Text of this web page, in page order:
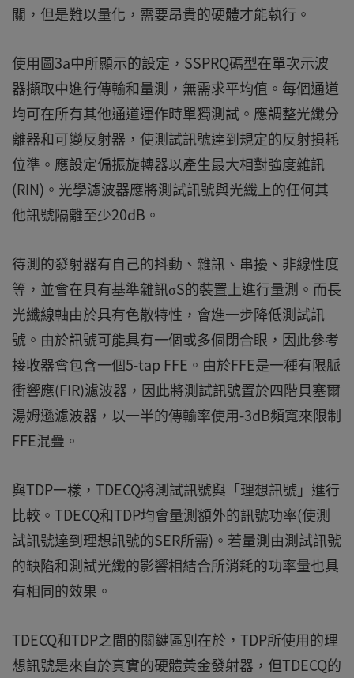
關，但是難以量化，需要昂貴的硬體才能執行。
使用圖3a中所顯示的設定，SSPRQ碼型在單次示波
器擷取中進行傳輸和量測，無需求平均值。每個通道
均可在所有其他通道運作時單獨測試。應調整光纖分
離器和可變反射器，使測試訊號達到規定的反射損耗
位準。應設定偏振旋轉器以產生最大相對強度雜訊
(RIN)。光學濾波器應將測試訊號與光纖上的任何其
他訊號隔離至少20dB。
待測的發射器有自己的抖動、雜訊、串擾、非線性度
等，並會在具有基準雜訊σS的裝置上進行量測。而長
光纖線軸由於具有色散特性，會進一步降低測試訊
號。由於訊號可能具有一個或多個閉合眼，因此參考
接收器會包含一個5-tap FFE。由於FFE是一種有限脈
衝響應(FIR)濾波器，因此將測試訊號置於四階貝塞爾
湯姆遜濾波器，以一半的傳輸率使用-3dB頻寬來限制
FFE混疊。
與TDP一樣，TDECQ將測試訊號與「理想訊號」進行
比較。TDECQ和TDP均會量測額外的訊號功率(使測
試訊號達到理想訊號的SER所需)。若量測由測試訊號
的缺陷和測試光纖的影響相結合所消耗的功率量也具
有相同的效果。
TDECQ和TDP之間的關鍵區別在於，TDP所使用的理
想訊號是來自於真實的硬體黃金發射器，但TDECQ的